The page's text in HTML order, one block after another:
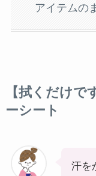
アイテムの
【拭くだけ
ーシート
汗を